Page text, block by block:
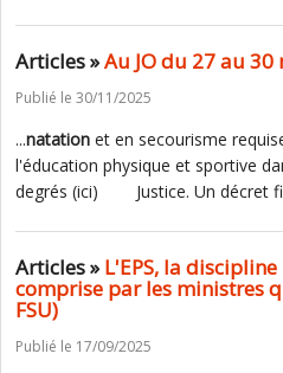
Articles »Au JO du 27 au 30
Publié le 30/11/2025
...natation et en secourisme
l'éducation physique et sportive
degrés (ici) Justice. Un décret
Articles »L'EPS, la
comprise par les ministres
FSU)
Publié le 17/09/2025